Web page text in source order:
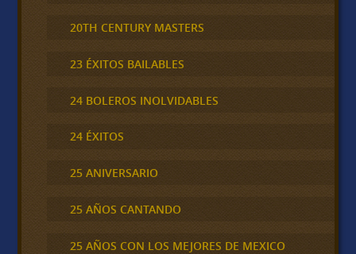
20TH CENTURY MASTERS
23 ÉXITOS BAILABLES
24 BOLEROS INOLVIDABLES
24 ÉXITOS
25 ANIVERSARIO
25 AÑOS CANTANDO
25 AÑOS CON LOS MEJORES DE MEXICO